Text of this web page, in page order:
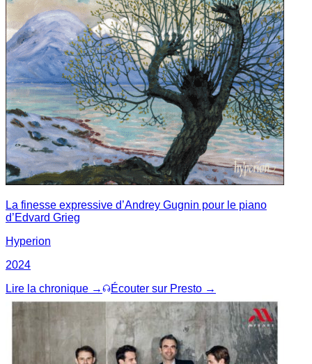
La finesse expressive d’Andrey Gugnin pour le piano
d’Edvard Grieg
Hyperion
2024
Lire la chronique →
Écouter sur Presto →